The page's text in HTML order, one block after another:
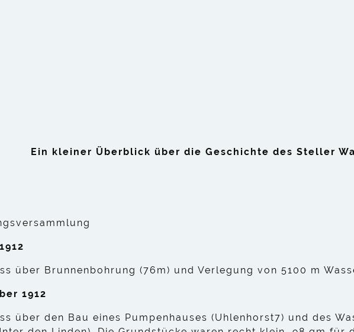
Ein kleiner Überblick über die Geschichte des Steller
über Brunnenbohrung (76m) und Verlegung von 5100 m
1912
über den Bau eines Pumpenhauses (Uhlenhorst7) und des